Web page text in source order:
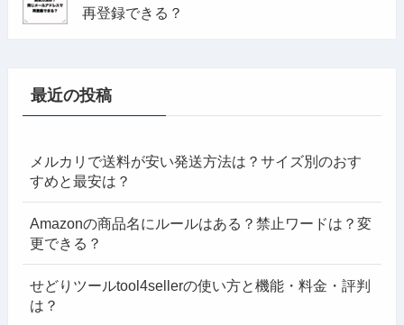
再登録できる？
最近の投稿
メルカリで送料が安い発送方法は？サイズ別のおす
すめと最安は？
Amazonの商品名にルールはある？禁止ワードは？変
更できる？
せどりツールtool4sellerの使い方と機能・料金・評判
は？